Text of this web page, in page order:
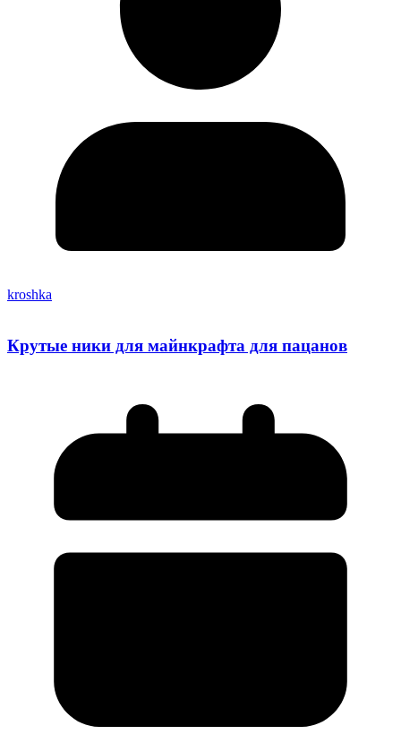
kroshka
Крутые ники для майнкрафта для пацанов